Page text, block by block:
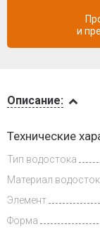
и оплата
Описание:
Технические
Тип водостока
Материал
Элемент
Форма
и